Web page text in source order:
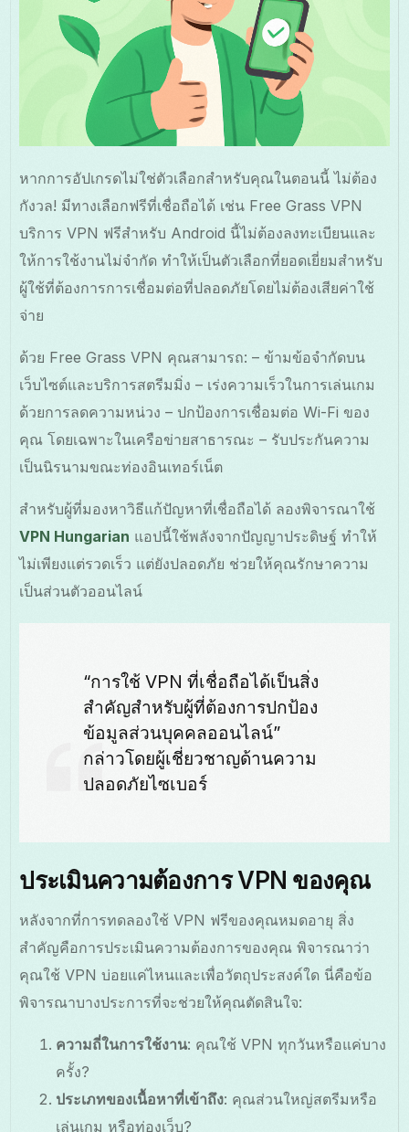
หากการอัปเกรดไม่ใช่ตัวเลือกสำหรับคุณในตอนนี้ ไม่ต้อง
กังวล! มีทางเลือกฟรีที่เชื่อถือได้ เช่น Free Grass VPN
บริการ VPN ฟรีสำหรับ Android นี้ไม่ต้องลงทะเบียนและ
ให้การใช้งานไม่จำกัด ทำให้เป็นตัวเลือกที่ยอดเยี่ยมสำหรับ
ผู้ใช้ที่ต้องการการเชื่อมต่อที่ปลอดภัยโดยไม่ต้องเสียค่าใช้
จ่าย
ด้วย Free Grass VPN คุณสามารถ: – ข้ามข้อจำกัดบน
เว็บไซต์และบริการสตรีมมิ่ง – เร่งความเร็วในการเล่นเกม
ด้วยการลดความหน่วง – ปกป้องการเชื่อมต่อ Wi-Fi ของ
คุณ โดยเฉพาะในเครือข่ายสาธารณะ – รับประกันความ
เป็นนิรนามขณะท่องอินเทอร์เน็ต
สำหรับผู้ที่มองหาวิธีแก้ปัญหาที่เชื่อถือได้ ลองพิจารณาใช้
VPN Hungarian แอปนี้ใช้พลังจากปัญญาประดิษฐ์ ทำให้
ไม่เพียงแต่รวดเร็ว แต่ยังปลอดภัย ช่วยให้คุณรักษาความ
เป็นส่วนตัวออนไลน์
“การใช้ VPN ที่เชื่อถือได้เป็นสิ่ง
สำคัญสำหรับผู้ที่ต้องการปกป้อง
ข้อมูลส่วนบุคคลออนไลน์”
กล่าวโดยผู้เชี่ยวชาญด้านความ
ปลอดภัยไซเบอร์
ประเมินความต้องการ VPN ของคุณ
หลังจากที่การทดลองใช้ VPN ฟรีของคุณหมดอายุ สิ่ง
สำคัญคือการประเมินความต้องการของคุณ พิจารณาว่า
คุณใช้ VPN บ่อยแค่ไหนและเพื่อวัตถุประสงค์ใด นี่คือข้อ
พิจารณาบางประการที่จะช่วยให้คุณตัดสินใจ:
ความถี่ในการใช้งาน: คุณใช้ VPN ทุกวันหรือแค่บาง
ครั้ง?
ประเภทของเนื้อหาที่เข้าถึง: คุณส่วนใหญ่สตรีมหรือ
เล่นเกม หรือท่องเว็บ?